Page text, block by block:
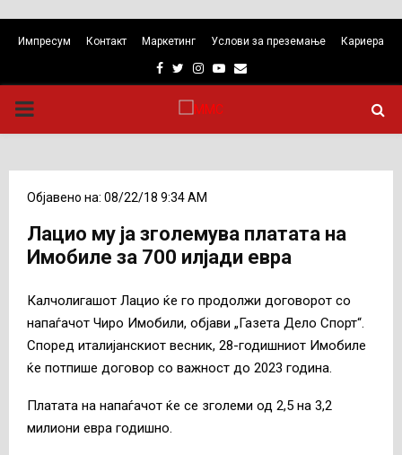
Импресум Контакт Маркетинг Услови за преземање Кариера
Facebook
TwitterInstagram
Youtube
Email
PRIMARY
Објавено на: 08/22/18 9:34 AM
Лацио му ја зголемува платата на
Имобиле за 700 илјади евра
Калчолигашот Лацио ќе го продолжи договорот со
напаѓачот Чиро Имобили, објави „Газета Дело Спорт“.
Според италијанскиот весник, 28-годишниот Имобиле
ќе потпише договор со важност до 2023 година.
Платата на напаѓачот ќе се зголеми од 2,5 на 3,2
милиони евра годишно.